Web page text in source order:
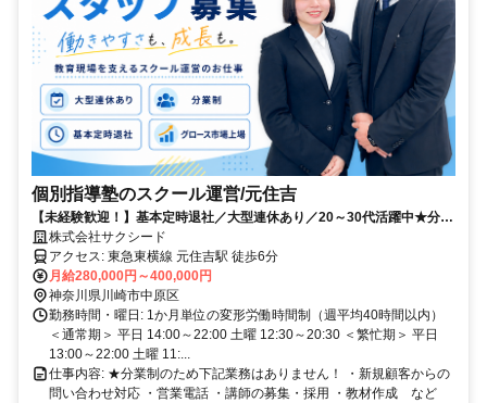
個別指導塾のスクール運営/元住吉
【未経験歓迎！】基本定時退社／大型連休あり／20～30代活躍中★分業
制＆事務スタッフのサポートで、子どもたち一人ひとりへの対応やスク
ール運営にしっかり集中できる！
株式会社サクシード
アクセス: 東急東横線 元住吉駅 徒歩6分
月給280,000円～400,000円
神奈川県川崎市中原区
勤務時間・曜日: 1か月単位の変形労働時間制（週平均40時間以内） ㅤ
＜通常期＞ 平日 14:00～22:00 土曜 12:30～20:30 ＜繁忙期＞ 平日
13:00～22:00 土曜 11:...
仕事内容: ★分業制のため下記業務はありません！ ・新規顧客からの
問い合わせ対応 ・営業電話 ・講師の募集・採用 ・教材作成 など ㅤ